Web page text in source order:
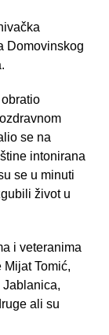
Domovinskog
se na
intonirana
se u minuti
život u
i veteranima
Tomić,
ali su